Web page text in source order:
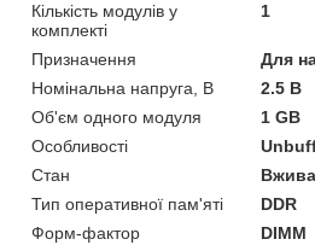
Кількість модулів у
комплекті
1
Призначення
Для
Номінальна напруга, В
2.5 В
Об'єм одного модуля
1 GB
Особливості
Стан
Тип оперативної пам'яті
DDR
Форм-фактор
DIMM